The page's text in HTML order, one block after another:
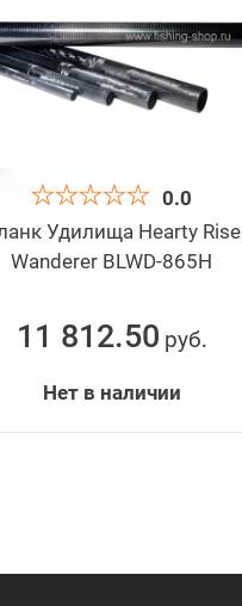
0.0
Удилища Hearty Rise
Wanderer BLWD-865H
11 812.50 руб.
Нет в наличии